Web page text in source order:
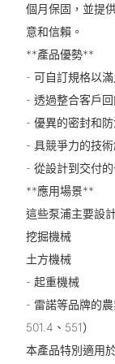
個月保固，並提
意和信賴。
**產品優勢**
- 可自訂規格以
- 透過整合客戶
- 優異的密封和
- 具競爭力的技
- 從設計到交付
**應用場景**
這些泵浦主要設
挖掘機械
土方機械
- 起重機械
- 雷諾等品牌的
501.4、551）
本產品特別適用